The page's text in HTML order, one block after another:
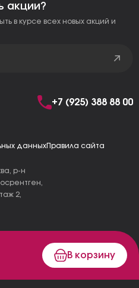
В корзину
р-н
2,
акции?
в курсе всех новых акций и
+7 (925) 388 88 00
данныхПравила сайта